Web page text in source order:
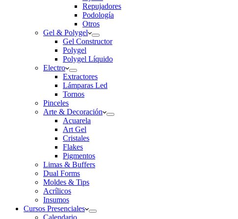
Repujadores
Podología
Otros
Gel & Polygel
Gel Constructor
Polygel
Polygel Líquido
Electro
Extractores
Lámparas Led
Tornos
Pinceles
Arte & Decoración
Acuarela
Art Gel
Cristales
Flakes
Pigmentos
Limas & Buffers
Dual Forms
Moldes & Tips
Acrílicos
Insumos
Cursos Presenciales
Calendario